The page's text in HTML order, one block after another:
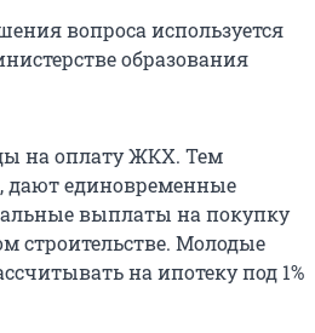
вопроса используется
образования
на оплату ЖКХ. Тем
дают единовременные
выплаты на покупку
строительстве. Молодые
на ипотеку под 1%